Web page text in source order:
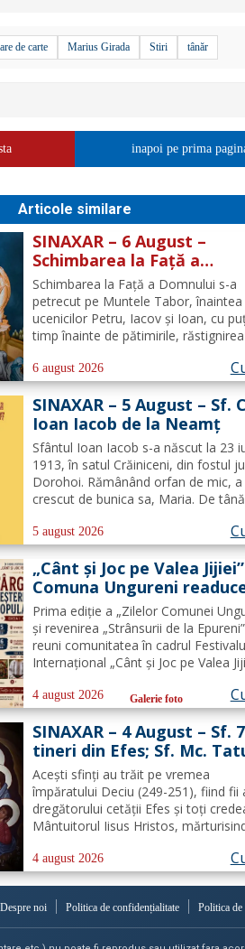
de carte Marius Girada Stiri tânăr
inapoi pe prima
Articole similare
SINAXAR – 6 August –
Schimbarea la Față a
Domnului (dezlegare la
Schimbarea la Față a Domnului s-a
petrecut pe Muntele Tabor, înaintea
ucenicilor Petru, Iacov și Ioan, cu
timp înainte de pătimirile,
Hristos. Urcându-Se pe munte,
Domnul S-a depărtat puţin de
suindu-Se pe un loc mai...
6 august 2026
SINAXAR – 5 August – Sf.
Ioan Iacob de la Neamţ
Sfântul Ioan Iacob s-a născut la 23
1913, în satul Crăiniceni, din fostul
Dorohoi. Rămânând orfan de mic,
crescut de bunica sa, Maria. De
vârsta de 20 de ani, și-a îndreptat
spre Mănăstirea Neamț. La 8 aprilie
rasoforul...
5 august 2026
„Cânt și Joc pe Valea Jijiei”
Comuna Ungureni
viață tradiția
Prima ediție a „Zilelor Comunei
și revenirea „Strânsurii de la
reuni comunitatea în cadrul
Internațional „Cânt și Joc pe Valea
16 august 2026, comuna Ungureni
găzdui unul dintre cele mai ample
evenimente culturale...
4 august 2026 Galerie foto
SINAXAR – 4 August – Sf. 7
tineri din Efes; Sf. Mc.
Aceşti sfinţi au trăit pe vremea
împăratului Deciu (249-251), fiind fii
dregătorului cetăţii Efes şi toţi
Mântuitorul Iisus Hristos,
împăratul că ei sunt mărturisitori ai
Hristos, i-a chemat la judecată. În
4 august 2026
Despre noi Politica de confidențialitate Politica